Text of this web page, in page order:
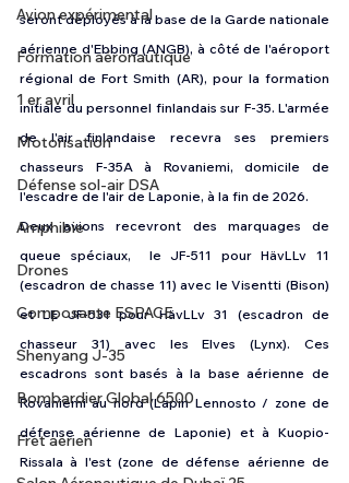
Avion expérimental
Formation aéronautique
1 er avril
Motorisation
Défense sol-air DSA
Amphibie
Drones
Composante ESPACE
Shenyang J-35
Bombardier Global 6500
Fret aérien
seront déployés à la base de la Garde nationale
aérienne d'Ebbing (ANGB), à côté de l'aéroport
régional de Fort Smith (AR), pour la formation
initiale du personnel finlandais sur F-35. L'armée
de l'air finlandaise recevra ses premiers
chasseurs F-35A à Rovaniemi, domicile de
l'escadre de l'air de Laponie, à la fin de 2026.
Deux avions recevront des marquages de
queue spéciaux,  le JF-511 pour HävLLv 11
(escadron de chasse 11) avec le Visentti (Bison)
et LE JF-531 pour HävLLv 31 (escadron de
chasseur 31) avec les Elves (Lynx). Ces
escadrons sont basés à la base aérienne de
Rovaniemi au nord (Lapin Lennosto / zone de
défense aérienne de Laponie) et à Kuopio-
Rissala à l'est (zone de défense aérienne de